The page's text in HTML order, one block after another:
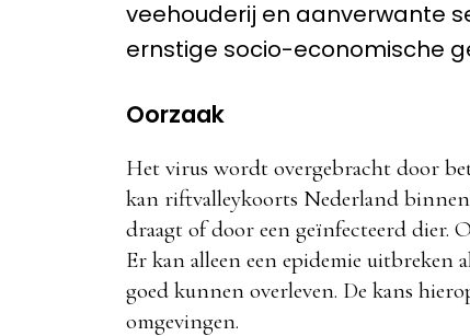
veehouderij en aanverwante
ernstige socio-economische
Oorzaak
Het virus wordt overgebracht door
kan riftvalleykoorts Nederland
draagt of door een geïnfecteerd dier.
Er kan alleen een epidemie uitbreken
goed kunnen overleven. De kans
omgevingen.